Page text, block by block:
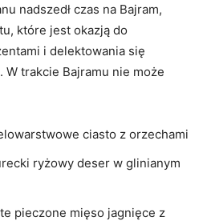
nadszedł ⁣czas na Bajram,‍
które‍ jest okazją do
i delektowania się
trakcie Bajramu nie może
ciasto z orzechami
ryżowy deser w ‌glinianym
pieczone mięso⁣ jagnięce z